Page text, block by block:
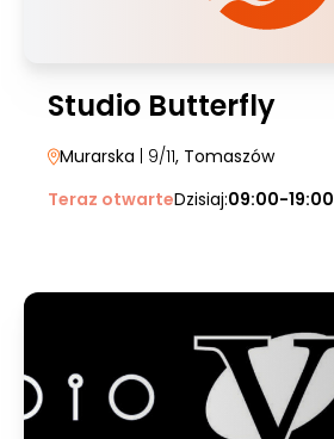
Studio Butterfly
Murarska | 9/11, Tomaszów
Teraz otwarteDzisiaj:09:00-19:00